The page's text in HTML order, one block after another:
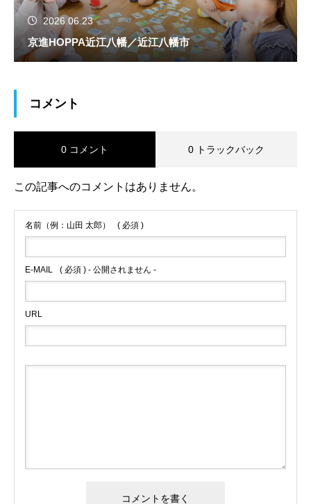
2026.06.23
京進HOPPA近江八幡／近江八幡市
コメント
0 コメント 0 トラックバック
この記事へのコメントはありません。
名前（例：山田 太郎） ( 必須 )
E-MAIL ( 必須 ) - 公開されません -
URL